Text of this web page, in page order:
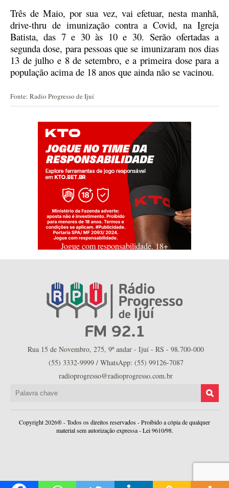
Três de Maio, por sua vez, vai efetuar, nesta manhã,
drive-thru de imunização contra a Covid, na Igreja
Batista, das 7 e 30 às 10 e 30. Serão ofertadas a
segunda dose, para pessoas que se imunizaram nos dias
13 de julho e 8 de setembro, e a primeira dose para a
população acima de 18 anos que ainda não se vacinou.
Fonte: Radio Progresso de Ijuí
Jogue com responsabilidade. 18+
Rua 15 de Novembro, 275, 9º andar - Ijuí - RS - 98.700-000
(55) 3332-9999 / WhatsApp: (55) 99126-7087
radioprogresso@radioprogresso.com.br
Copyright 2026® - Todos os direitos reservados - Proibido a cópia de qualquer
material sem autorização expressa - Lei 9610/98.